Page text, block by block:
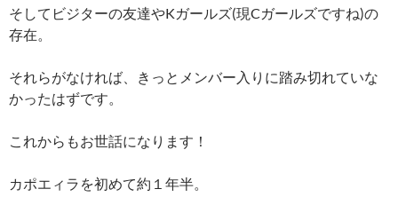
そしてビジターの友達やKガールズ(現Cガールズですね)の
存在。
それらがなければ、きっとメンバー入りに踏み切れていな
かったはずです。
これからもお世話になります！
カポエィラを初めて約１年半。